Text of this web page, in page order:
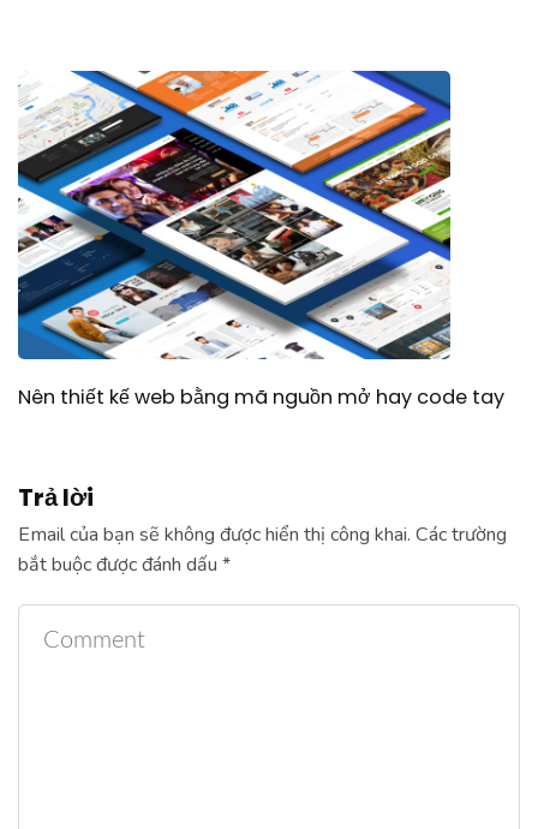
Nên thiết kế web bằng mã nguồn mở hay code tay
Trả lời
Email của bạn sẽ không được hiển thị công khai. Các trường
bắt buộc được đánh dấu *